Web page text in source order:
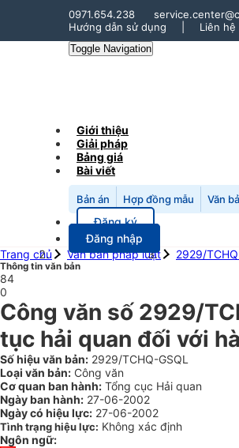
0971.654.238
Hướng dẫn sử dụng
Liên hệ
Toggle Navigation
Giới thiệu
Giải pháp
Bảng giá
Bài viết
Bản án Hợp đồng mẫu Văn
Đăng ký
Đăng nhập
Trang chủ
Văn bản pháp luật 2929/
Thông tin văn bản
84
0
Công văn số 2929/
tục hải quan đối với
Số hiệu văn bản: 2929/TCHQ-GSQL
Loại văn bản: Công văn
Cơ quan ban hành: Tổng cục Hải quan
Ngày ban hành: 27-06-2002
Ngày có hiệu lực: 27-06-2002
Tình trạng hiệu lực: Không xác định
Ngôn ngữ: